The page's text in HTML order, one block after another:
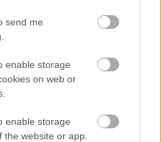
send me
enable storage
on web or
enable storage
the website or app.
en el Espanyol y dejó
Su valor bajó 3,2 millones.
Oihan Sancet (-2 millones)
más devaluados del mes.
continúen con la